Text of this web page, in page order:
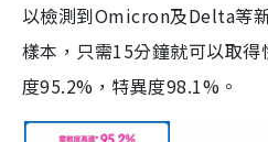
以檢測到Omicron及Delta等
樣本，只需15分鐘就可以取
度95.2%，特異度98.1%。